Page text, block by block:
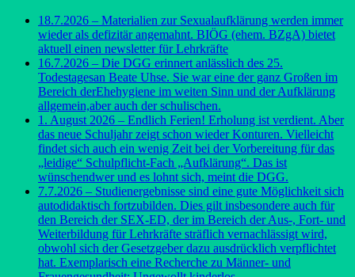
18.7.2026 – Materialien zur Sexualaufklärung werden immer
wieder als defizitär angemahnt. BIÖG (ehem. BZgA) bietet
aktuell einen newsletter für Lehrkräfte
16.7.2026 – Die DGG erinnert anlässlich des 25.
Todestagesan Beate Uhse. Sie war eine der ganz Großen im
Bereich derEhehygiene im weiten Sinn und der Aufklärung
allgemein,aber auch der schulischen.
1. August 2026 – Endlich Ferien! Erholung ist verdient. Aber
das neue Schuljahr zeigt schon wieder Konturen. Vielleicht
findet sich auch ein wenig Zeit bei der Vorbereitung für das
„leidige“ Schulpflicht-Fach „Aufklärung“. Das ist
wünschendwer und es lohnt sich, meint die DGG.
7.7.2026 – Studienergebnisse sind eine gute Möglichkeit sich
autodidaktisch fortzubilden. Dies gilt insbesondere auch für
den Bereich der SEX-ED, der im Bereich der Aus-, Fort- und
Weiterbildung für Lehrkräfte sträflich vernachlässigt wird,
obwohl sich der Gesetzgeber dazu ausdrücklich verpflichtet
hat. Exemplarisch eine Recherche zu Männer- und